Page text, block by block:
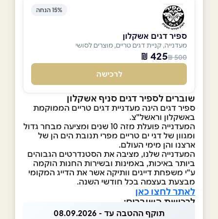
15% הנחה
ספיר דגים אשקלון
מעדנייה, קניית דגים טריים, מוצרים לסושי
500 ₪
425 ₪
לרכישה
שוברים לספיר דגים סניף אשקלון
ספיר דגים הינה מעדניית דגים טריים הממוקמת
באשקלון וראשל"צ.
המעדנייה פועלת מזה 10 שנים ומציעה מבחר גדול
ומגוון של דגי ים טריים מפרי תנובת הים הן של
ארצנו והן מימי העולם.
המעדנייה שלנו, מציבה את הסטנדרטים הגבוהים
ביותר באיכות, באמינות ובשירות החנות הוקמה
ע"י משפחת דייגים וותיקה אשר את הדייג המקומי
מבצעת בעצמה בכל חודשי השנה.
לאתר לחצו כאן
לרכישת השוברים:
תוקף ההטבה עד - 08.09.2026